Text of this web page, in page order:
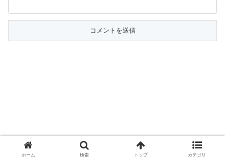
ホーム 検索 トップ カテゴリ